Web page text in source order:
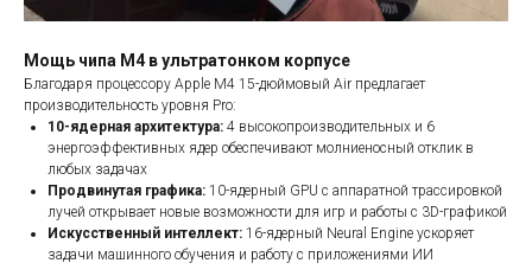
Мощь чипа M4 в ультратонком корпусе
Благодаря процессору Apple M4 15-дюймовый Air предлагает
производительность уровня Pro:
10-ядерная архитектура: 4 высокопроизводительных и 6
энергоэффективных ядер обеспечивают молниеносный отклик в
любых задачах
Продвинутая графика: 10-ядерный GPU с аппаратной трассировкой
лучей открывает новые возможности для игр и работы с 3D-графикой
Искусственный интеллект: 16-ядерный Neural Engine ускоряет
задачи машинного обучения и работу с приложениями ИИ